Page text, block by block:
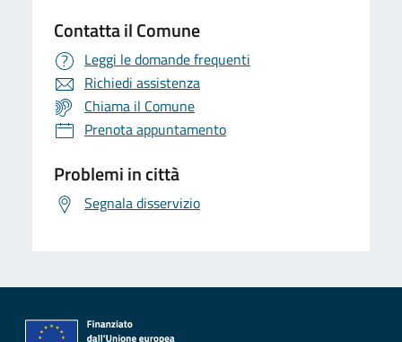
Contatta il Comune
Leggi le domande frequenti
Richiedi assistenza
Chiama il Comune
Prenota appuntamento
Problemi in città
Segnala disservizio